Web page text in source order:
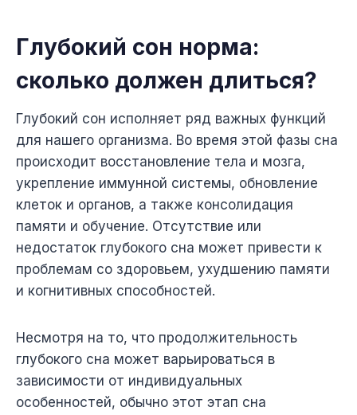
Глубокий сон норма:
сколько должен длиться?
Глубокий сон исполняет ряд важных функций
для нашего организма. Во время этой фазы сна
происходит восстановление тела и мозга,
укрепление иммунной системы, обновление
клеток и органов, а также консолидация
памяти и обучение. Отсутствие или
недостаток глубокого сна может привести к
проблемам со здоровьем, ухудшению памяти
и когнитивных способностей.
Несмотря на то, что продолжительность
глубокого сна может варьироваться в
зависимости от индивидуальных
особенностей, обычно этот этап сна